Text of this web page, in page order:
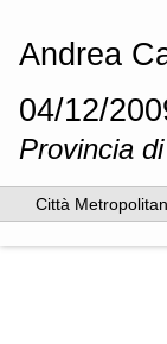
Andrea
04/12/
Provincia
Città